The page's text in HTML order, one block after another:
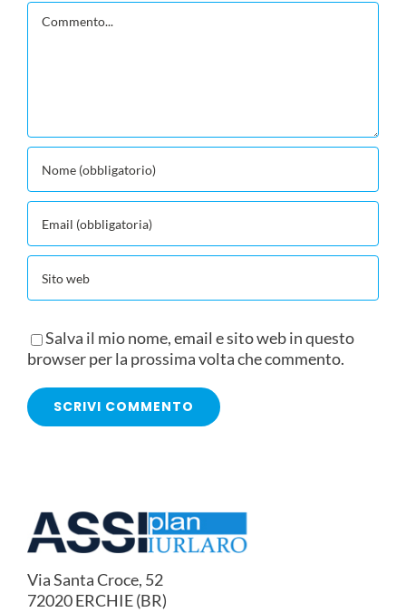
Commento
Salva il mio nome, email e sito web in questo
browser per la prossima volta che commento.
Via Santa Croce, 52
72020 ERCHIE (BR)